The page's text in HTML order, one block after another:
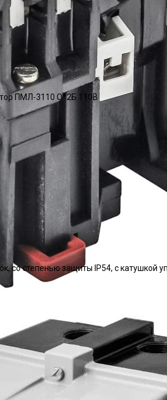
ПМЛ-3110 О*2Б 110В
со степенью защиты IP54, с